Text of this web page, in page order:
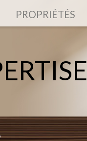
PROPRIÉTÉS